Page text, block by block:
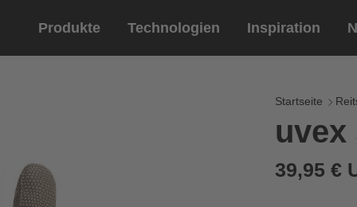
Produkte
Lifestyle
Technologien Inspiration
Startseite
39,95 €